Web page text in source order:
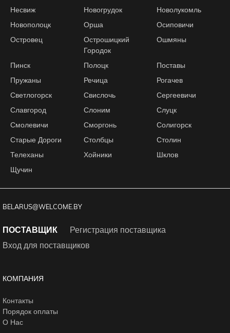
Несвиж
Новогрудок
Новолукомль
Новополоцк
Орша
Осиповичи
Островец
Острошицкий
Городок
Ошмяны
Пинск Полоцк
Поставы
Пружаны
Речица
Рогачев
Светлогорск
Свислочь
Сергеевичи
Славгород
Слоним
Слуцк
Смолевичи
Сморгонь
Солигорск
Старые Дороги
Столбцы
Столин
Телеханы
Хойники
Шклов
Щучин
BELARUS@WELCOME.BY
ПОСТАВЩИК
Регистрация поставщика
Вход для поставщиков
КОМПАНИЯ
Контакты
Порядок оплаты
О Нас